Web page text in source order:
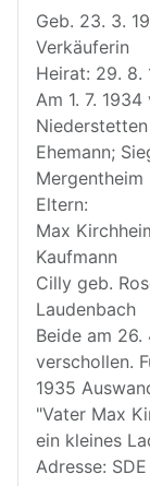
Geb. 23. 3.
Verkäuferin
Heirat: 29. 8.
Am 1. 7.
Ehemann;
Mergentheim
Eltern:
Max
Kaufmann
Cilly geb.
Laudenbach
Beide am
verschollen.
1935
"Vater Max
ein kleines
Adresse: